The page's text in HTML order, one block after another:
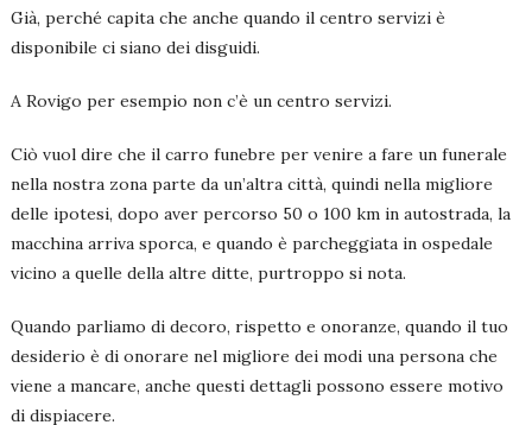
Già, perché capita che anche quando il centro servizi è
disponibile ci siano dei disguidi.
A Rovigo per esempio non c’è un centro servizi.
Ciò vuol dire che il carro funebre per venire a fare un funerale
nella nostra zona parte da un’altra città, quindi nella migliore
delle ipotesi, dopo aver percorso 50 o 100 km in autostrada, la
macchina arriva sporca, e quando è parcheggiata in ospedale
vicino a quelle della altre ditte, purtroppo si nota.
Quando parliamo di decoro, rispetto e onoranze, quando il tuo
desiderio è di onorare nel migliore dei modi una persona che
viene a mancare, anche questi dettagli possono essere motivo
di dispiacere.